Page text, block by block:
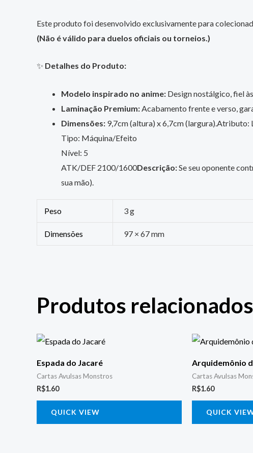
Este produto foi desenvolvido exclusivamente para
(Não é válido para duelos oficiais ou torneios.)
✨ Detalhes do Produto:
Modelo inspirado no anime: Design nostálgico, fiel
Laminação Premium: Acabamento frente e verso,
Dimensões: 9,7cm (altura) x 6,7cm (largura).Atributo:
Tipo: Máquina/Efeito
Nível: 5
ATK/DEF 2100/1600Descrição:Se seu oponente
sua mão).
Peso 3 g
Dimensões 97 × 67 mm
Produtos relacionados
Espada do Jacaré
Cartas Avulsas Monstros
R$1.60
QUICK VIEW
Arquidemônio
Cartas Avulsas
R$1.60
QUICK